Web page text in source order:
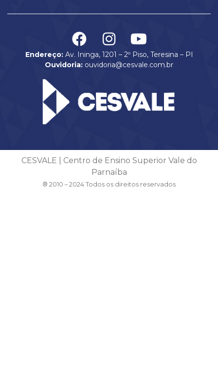
Endereço:Av. Ininga, 1201 – 2º Piso, Teresina – PI
Ouvidoria: ouvidoria@cesvale.com.br
CESVALE | Centro de Ensino Superior Vale do
Parnaíba
® 2010 – 2024 Todos os direitos reservados